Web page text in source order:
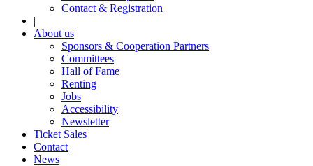
Contact & Registration
|
About us
Sponsors & Cooperation Partners
Committees
Hall of Fame
Renting
Jobs
Accessibility
Newsletter
Ticket Sales
Contact
News